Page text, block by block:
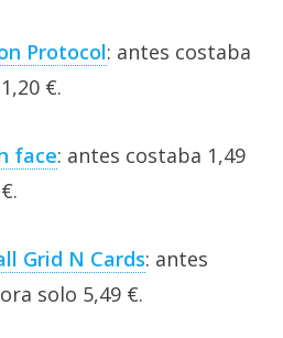
Protocol: antes costaba
€.
face: antes costaba 1,49
Grid N Cards: antes
solo 5,49 €.